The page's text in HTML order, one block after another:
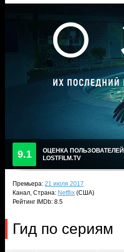
9.1
ОЦЕНКА ПОЛЬЗОВАТЕЛЕЙ
LOSTFILM.TV
Премьера: 21 июля 2017
Канал, Страна: Netflix (США)
Рейтинг IMDb: 8.5
Гид по сериям